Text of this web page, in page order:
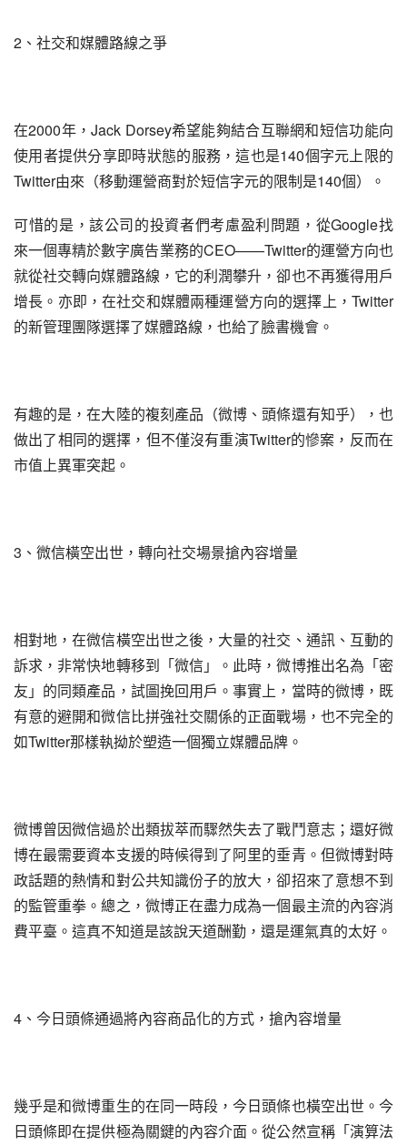
2、社交和媒體路線之爭
在2000年，Jack Dorsey希望能夠結合互聯網和短信功能向
使用者提供分享即時狀態的服務，這也是140個字元上限的
Twitter由來（移動運營商對於短信字元的限制是140個）。
可惜的是，該公司的投資者們考慮盈利問題，從Google找
來一個專精於數字廣告業務的CEO——Twitter的運營方向也
就從社交轉向媒體路線，它的利潤攀升，卻也不再獲得用戶
增長。亦即，在社交和媒體兩種運營方向的選擇上，Twitter
的新管理團隊選擇了媒體路線，也給了臉書機會。
有趣的是，在大陸的複刻產品（微博、頭條還有知乎），也
做出了相同的選擇，但不僅沒有重演Twitter的慘案，反而在
市值上異軍突起。
3、微信橫空出世，轉向社交場景搶內容增量
相對地，在微信橫空出世之後，大量的社交、通訊、互動的
訴求，非常快地轉移到「微信」。此時，微博推出名為「密
友」的同類產品，試圖挽回用戶。事實上，當時的微博，既
有意的避開和微信比拼強社交關係的正面戰場，也不完全的
如Twitter那樣執拗於塑造一個獨立媒體品牌。
微博曾因微信過於出類拔萃而驟然失去了戰鬥意志；還好微
博在最需要資本支援的時候得到了阿里的垂青。但微博對時
政話題的熱情和對公共知識份子的放大，卻招來了意想不到
的監管重拳。總之，微博正在盡力成為一個最主流的內容消
費平臺。這真不知道是該說天道酬勤，還是運氣真的太好。
4、今日頭條通過將內容商品化的方式，搶內容增量
幾乎是和微博重生的在同一時段，今日頭條也橫空出世。今
日頭條即在提供極為關鍵的內容介面。從公然宣稱「演算法